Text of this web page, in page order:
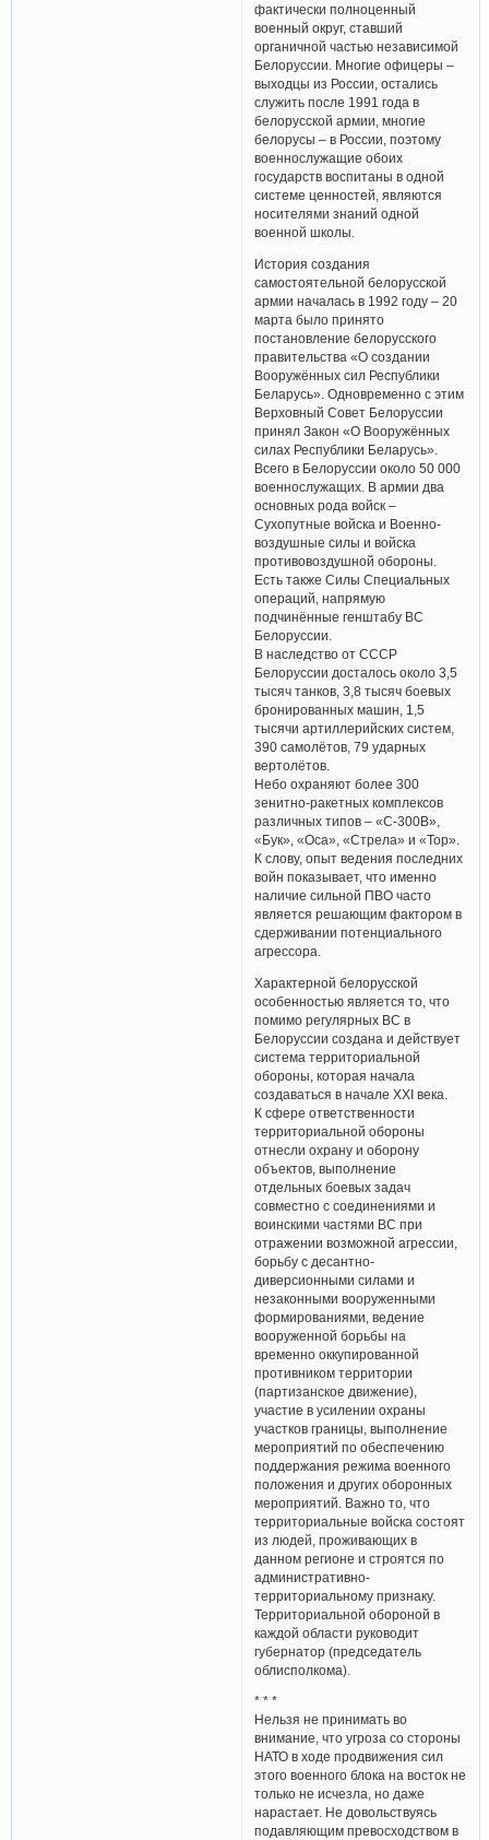
фактически полноценный
военный округ, ставший
органичной частью независимой
Белоруссии. Многие офицеры –
выходцы из России, остались
служить после 1991 года в
белорусской армии, многие
белорусы – в России, поэтому
военнослужащие обоих
государств воспитаны в одной
системе ценностей, являются
носителями знаний одной
военной школы.
История создания
самостоятельной белорусской
армии началась в 1992 году – 20
марта было принято
постановление белорусского
правительства «О создании
Вооружённых сил Республики
Беларусь». Одновременно с этим
Верховный Совет Белоруссии
принял Закон «О Вооружённых
силах Республики Беларусь».
Всего в Белоруссии около 50 000
военнослужащих. В армии два
основных рода войск –
Сухопутные войска и Военно-
воздушные силы и войска
противовоздушной обороны.
Есть также Силы Специальных
операций, напрямую
подчинённые генштабу ВС
Белоруссии.
В наследство от СССР
Белоруссии досталось около 3,5
тысяч танков, 3,8 тысяч боевых
бронированных машин, 1,5
тысячи артиллерийских систем,
390 самолётов, 79 ударных
вертолётов.
Небо охраняют более 300
зенитно-ракетных комплексов
различных типов – «С-300В»,
«Бук», «Оса», «Стрела» и «Тор».
К слову, опыт ведения последних
войн показывает, что именно
наличие сильной ПВО часто
является решающим фактором в
сдерживании потенциального
агрессора.
Характерной белорусской
особенностью является то, что
помимо регулярных ВС в
Белоруссии создана и действует
система территориальной
обороны, которая начала
создаваться в начале XXI века.
К сфере ответственности
территориальной обороны
отнесли охрану и оборону
объектов, выполнение
отдельных боевых задач
совместно с соединениями и
воинскими частями ВС при
отражении возможной агрессии,
борьбу с десантно-
диверсионными силами и
незаконными вооруженными
формированиями, ведение
вооруженной борьбы на
временно оккупированной
противником территории
(партизанское движение),
участие в усилении охраны
участков границы, выполнение
мероприятий по обеспечению
поддержания режима военного
положения и других оборонных
мероприятий. Важно то, что
территориальные войска состоят
из людей, проживающих в
данном регионе и строятся по
административно-
территориальному признаку.
Территориальной обороной в
каждой области руководит
губернатор (председатель
облисполкома).
* * *
Нельзя не принимать во
внимание, что угроза со стороны
НАТО в ходе продвижения сил
этого военного блока на восток не
только не исчезла, но даже
нарастает. Не довольствуясь
подавляющим превосходством в